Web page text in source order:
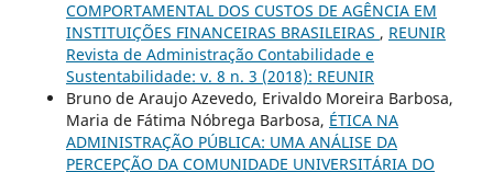
COMPORTAMENTAL DOS CUSTOS DE AGÊNCIA EM
INSTITUIÇÕES FINANCEIRAS BRASILEIRAS , REUNIR
Revista de Administração Contabilidade e
Sustentabilidade: v. 8 n. 3 (2018): REUNIR
Bruno de Araujo Azevedo, Erivaldo Moreira Barbosa,
Maria de Fátima Nóbrega Barbosa, ÉTICA NA
ADMINISTRAÇÃO PÚBLICA: UMA ANÁLISE DA
PERCEPÇÃO DA COMUNIDADE UNIVERSITÁRIA DO